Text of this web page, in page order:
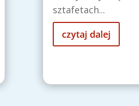
sztafetach...
czytaj dalej